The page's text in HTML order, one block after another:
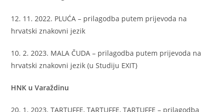
12. 11. 2022. PLUĆA – prilagodba putem prijevoda na
hrvatski znakovni jezik
10. 2. 2023. MALA ČUDA – prilagodba putem prijevoda na
hrvatski znakovni jezik (u Studiju EXIT)
HNK u Varaždinu
20. 1. 2023. TARTUFFE, TARTUFFE, TARTUFFE – prilagodba